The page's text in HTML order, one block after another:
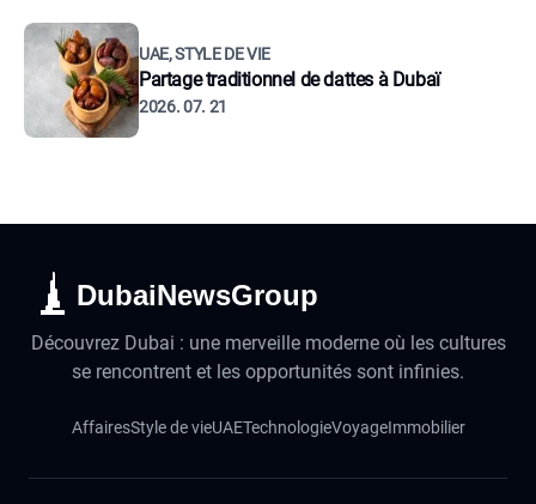
UAE, STYLE DE VIE
Partage traditionnel de dattes à Dubaï
2026. 07. 21
DubaiNewsGroup
Découvrez Dubai : une merveille moderne où les cultures
se rencontrent et les opportunités sont infinies.
AffairesStyle de vieUAETechnologieVoyageImmobilier